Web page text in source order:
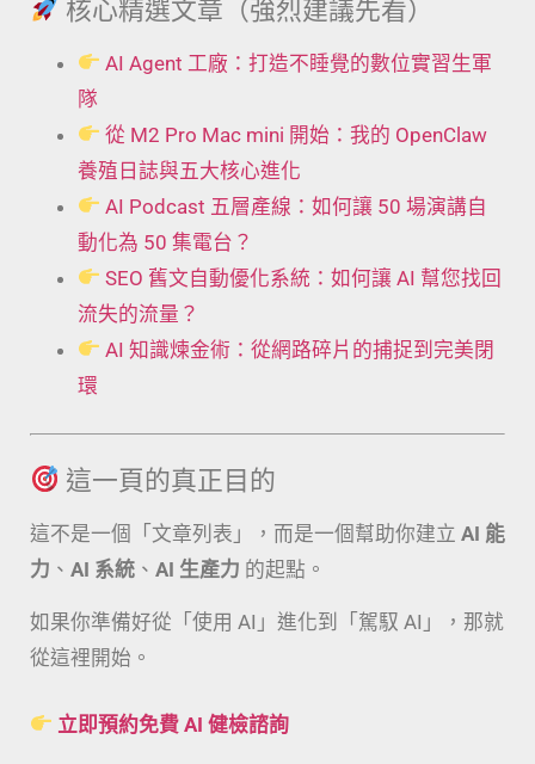
核心精選文章（強烈建議先看）
AI Agent 工廠：打造不睡覺的數位實習生軍
隊
從 M2 Pro Mac mini 開始：我的 OpenClaw
養殖日誌與五大核心進化
AI Podcast 五層產線：如何讓 50 場演講自
動化為 50 集電台？
SEO 舊文自動優化系統：如何讓 AI 幫您找回
流失的流量？
AI 知識煉金術：從網路碎片的捕捉到完美閉
環
這一頁的真正目的
這不是一個「文章列表」，而是一個幫助你建立 AI 能
力 、 AI 系統 、 AI 生產力 的起點。
如果你準備好從「使用 AI」進化到「駕馭 AI」，那就
從這裡開始。
立即預約免費 AI 健檢諮詢